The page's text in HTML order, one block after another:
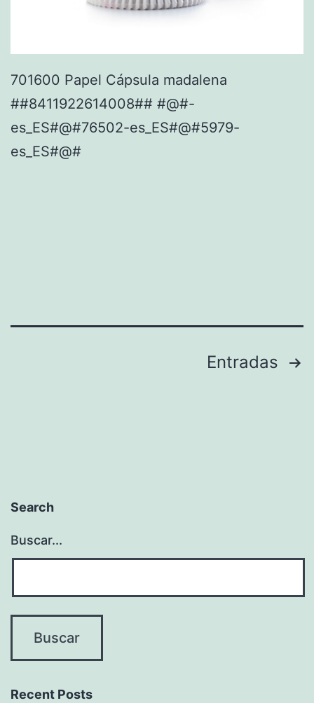
701600 Papel Cápsula madalena
##8411922614008## #@#-
es_ES#@#76502-es_ES#@#5979-
es_ES#@#
Entradas
Search
Buscar...
Recent Posts